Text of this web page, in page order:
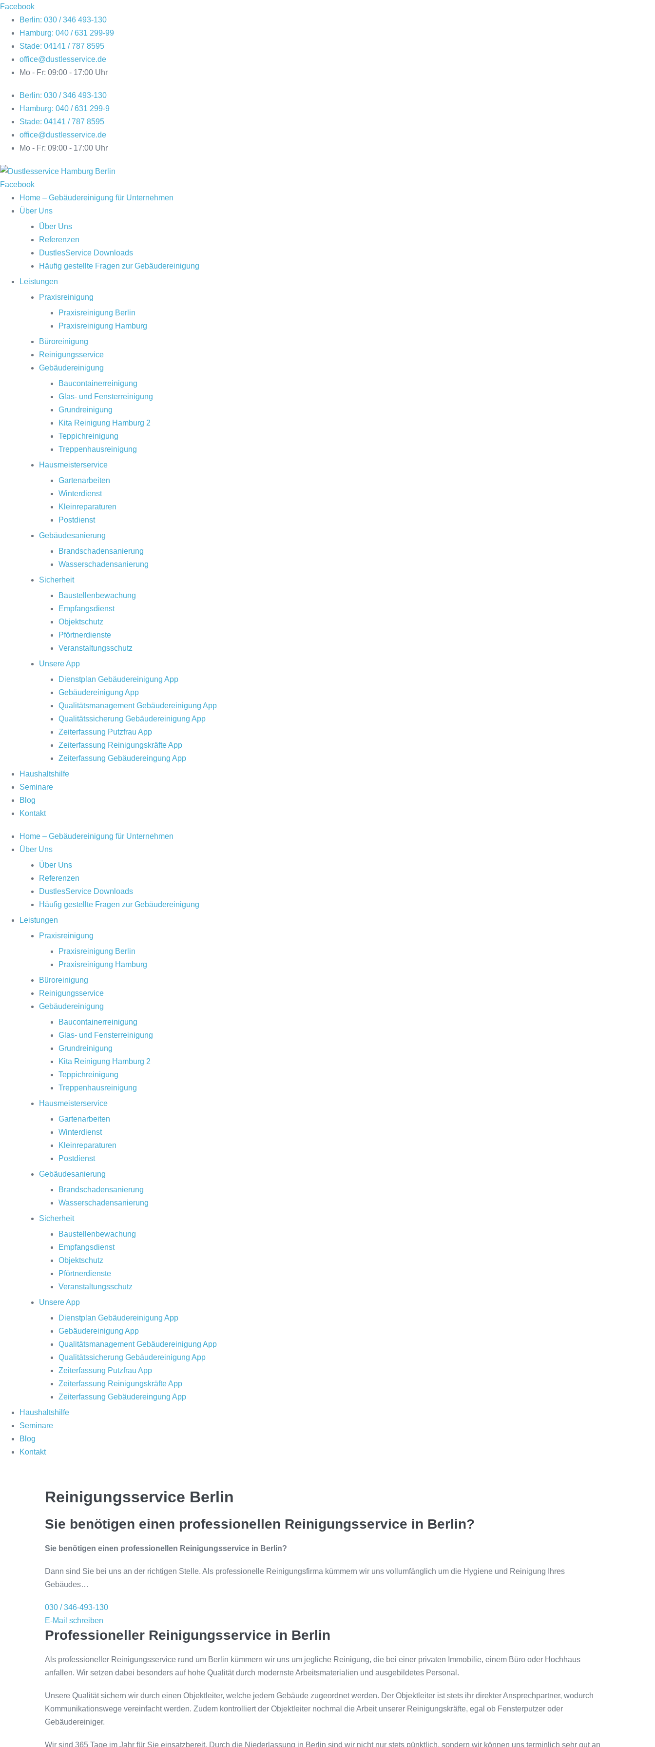
Zum
Inhalt
springen
Facebook
Berlin: 030 / 346 493-130
Hamburg: 040 / 631 299-99
Stade: 04141 / 787 8595
office@dustlesservice.de
Mo - Fr: 09:00 - 17:00 Uhr
Berlin: 030 / 346 493-130
Hamburg: 040 / 631 299-9
Stade: 04141 / 787 8595
office@dustlesservice.de
Mo - Fr: 09:00 - 17:00 Uhr
Facebook
Home – Gebäudereinigung für Unternehmen
Über Uns
Über Uns
Referenzen
DustlesService Downloads
Häufig gestellte Fragen zur Gebäudereinigung
Leistungen
Praxisreinigung
Praxisreinigung Berlin
Praxisreinigung Hamburg
Büroreinigung
Reinigungsservice
Gebäudereinigung
Baucontainerreinigung
Glas- und Fensterreinigung
Grundreinigung
Kita Reinigung Hamburg 2
Teppichreinigung
Treppenhausreinigung
Hausmeisterservice
Gartenarbeiten
Winterdienst
Kleinreparaturen
Postdienst
Gebäudesanierung
Brandschadensanierung
Wasserschadensanierung
Sicherheit
Baustellenbewachung
Empfangsdienst
Objektschutz
Pförtnerdienste
Veranstaltungsschutz
Unsere App
Dienstplan Gebäudereinigung App
Gebäudereinigung App
Qualitätsmanagement Gebäudereinigung App
Qualitätssicherung Gebäudereinigung App
Zeiterfassung Putzfrau App
Zeiterfassung Reinigungskräfte App
Zeiterfassung Gebäudereingung App
Haushaltshilfe
Seminare
Blog
Kontakt
Home – Gebäudereinigung für Unternehmen
Über Uns
Über Uns
Referenzen
DustlesService Downloads
Häufig gestellte Fragen zur Gebäudereinigung
Leistungen
Praxisreinigung
Praxisreinigung Berlin
Praxisreinigung Hamburg
Büroreinigung
Reinigungsservice
Gebäudereinigung
Baucontainerreinigung
Glas- und Fensterreinigung
Grundreinigung
Kita Reinigung Hamburg 2
Teppichreinigung
Treppenhausreinigung
Hausmeisterservice
Gartenarbeiten
Winterdienst
Kleinreparaturen
Postdienst
Gebäudesanierung
Brandschadensanierung
Wasserschadensanierung
Sicherheit
Baustellenbewachung
Empfangsdienst
Objektschutz
Pförtnerdienste
Veranstaltungsschutz
Unsere App
Dienstplan Gebäudereinigung App
Gebäudereinigung App
Qualitätsmanagement Gebäudereinigung App
Qualitätssicherung Gebäudereinigung App
Zeiterfassung Putzfrau App
Zeiterfassung Reinigungskräfte App
Zeiterfassung Gebäudereingung App
Haushaltshilfe
Seminare
Blog
Kontakt
Reinigungsservice Berlin
Sie benötigen einen professionellen Reinigungsservice in Berlin?
Sie benötigen einen professionellen Reinigungsservice in Berlin?
Dann sind Sie bei uns an der richtigen Stelle. Als professionelle Reinigungsfirma kümmern wir uns vollumfänglich um die Hygiene und Reinigung Ihres
Gebäudes…
030 / 346-493-130
E-Mail schreiben
Professioneller Reinigungsservice in Berlin
Als professioneller Reinigungsservice rund um Berlin kümmern wir uns um jegliche Reinigung, die bei einer privaten Immobilie, einem Büro oder Hochhaus
anfallen. Wir setzen dabei besonders auf hohe Qualität durch modernste Arbeitsmaterialien und ausgebildetes Personal.
Unsere Qualität sichern wir durch einen Objektleiter, welche jedem Gebäude zugeordnet werden. Der Objektleiter ist stets ihr direkter Ansprechpartner, wodurch
Kommunikationswege vereinfacht werden. Zudem kontrolliert der Objektleiter nochmal die Arbeit unserer Reinigungskräfte, egal ob Fensterputzer oder
Gebäudereiniger.
Wir sind 365 Tage im Jahr für Sie einsatzbereit. Durch die Niederlassung in Berlin sind wir nicht nur stets pünktlich, sondern wir können uns terminlich sehr gut an